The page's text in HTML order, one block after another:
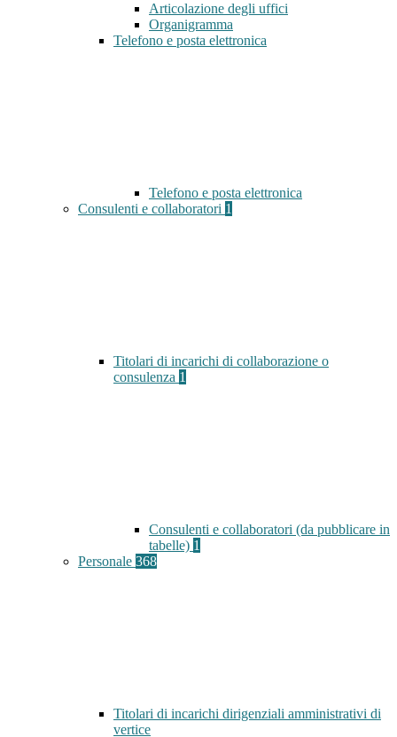
Articolazione degli uffici
Organigramma
Telefono e posta elettronica
Telefono e posta elettronica
Consulenti e collaboratori 1
Titolari di incarichi di collaborazione o
consulenza 1
Consulenti e collaboratori (da pubblicare in
tabelle) 1
Personale 368
Titolari di incarichi dirigenziali amministrativi di
vertice